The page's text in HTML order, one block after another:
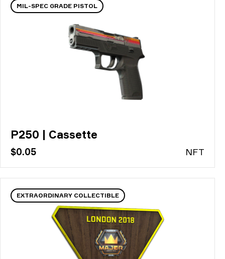
MIL-SPEC GRADE PISTOL
P250 | Cassette
$0.05 NFT
EXTRAORDINARY COLLECTIBLE